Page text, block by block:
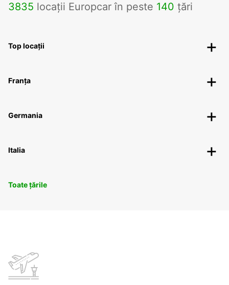
3835 locații Europcar în peste 140 țări
Top locații
Franța
Germania
Italia
Toate țările